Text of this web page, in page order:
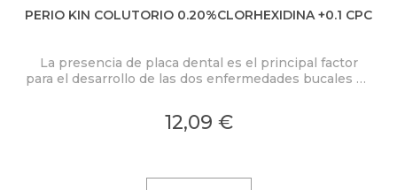
PERIO KIN COLUTORIO 0.20%CLORHEXIDINA +0.1 CPC
La presencia de placa dental es el principal factor
para el desarrollo de las dos enfermedades bucales de
clorhexidina tiene una demostrada actividad antiplaca.
12,09 €